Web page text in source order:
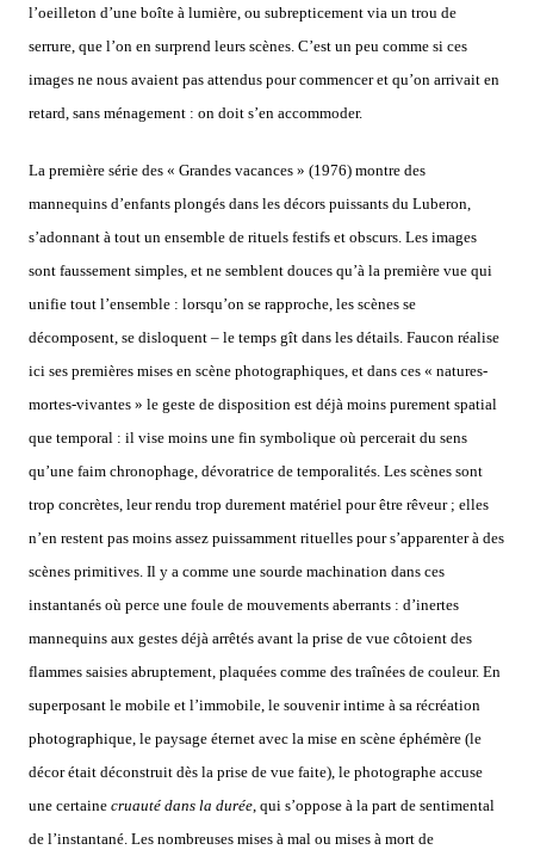
l’oeilleton d’une boîte à lumière, ou subrepticement via un trou de
serrure, que l’on en surprend leurs scènes. C’est un peu comme si ces
images ne nous avaient pas attendus pour commencer et qu’on arrivait en
retard, sans ménagement : on doit s’en accommoder.
La première série des « Grandes vacances » (1976) montre des
mannequins d’enfants plongés dans les décors puissants du Luberon,
s’adonnant à tout un ensemble de rituels festifs et obscurs. Les images
sont faussement simples, et ne semblent douces qu’à la première vue qui
unifie tout l’ensemble : lorsqu’on se rapproche, les scènes se
décomposent, se disloquent – le temps gît dans les détails. Faucon réalise
ici ses premières mises en scène photographiques, et dans ces « natures-
mortes-vivantes » le geste de disposition est déjà moins purement spatial
que temporal : il vise moins une fin symbolique où percerait du sens
qu’une faim chronophage, dévoratrice de temporalités. Les scènes sont
trop concrètes, leur rendu trop durement matériel pour être rêveur ; elles
n’en restent pas moins assez puissamment rituelles pour s’apparenter à des
scènes primitives. Il y a comme une sourde machination dans ces
instantanés où perce une foule de mouvements aberrants : d’inertes
mannequins aux gestes déjà arrêtés avant la prise de vue côtoient des
flammes saisies abruptement, plaquées comme des traînées de couleur. En
superposant le mobile et l’immobile, le souvenir intime à sa récréation
photographique, le paysage éternet avec la mise en scène éphémère (le
décor était déconstruit dès la prise de vue faite), le photographe accuse
une certaine cruauté dans la durée, qui s’oppose à la part de sentimental
de l’instantané. Les nombreuses mises à mal ou mises à mort de